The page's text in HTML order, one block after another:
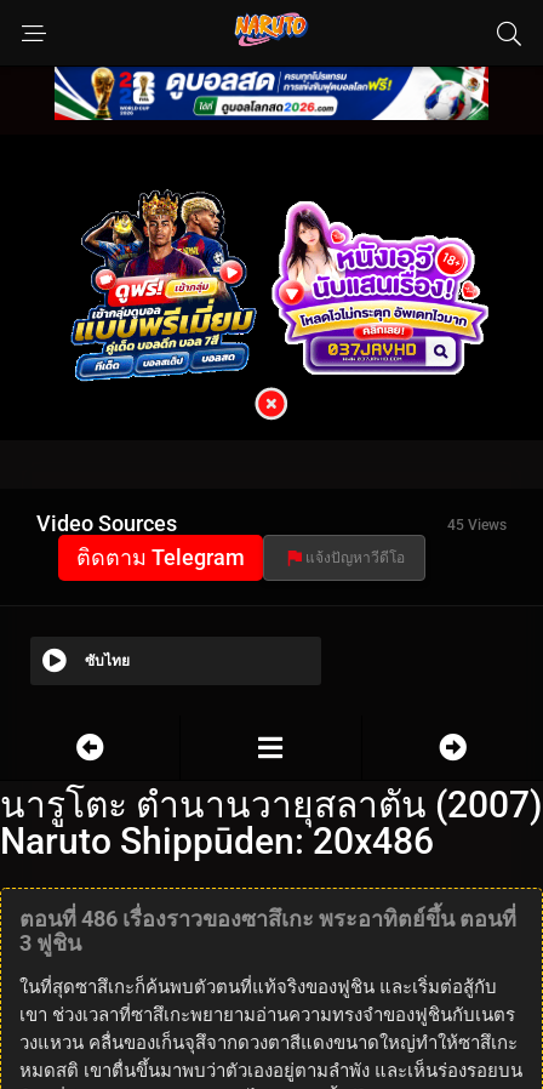
Video Sources 45 Views
ติดตาม Telegram แจ้งปัญหาวีดีโอ
ซับไทย
นารูโตะ ตำนานวายุสลาตัน (2007)
Naruto Shippūden: 20x486
ตอนที่ 486 เรื่องราวของซาสึเกะ พระอาทิตย์ขึ้น ตอนที่
3 ฟูชิน
ในที่สุดซาสึเกะก็ค้นพบตัวตนที่แท้จริงของฟูชิน และเริ่มต่อสู้กับ
เขา ช่วงเวลาที่ซาสึเกะพยายามอ่านความทรงจำของฟูชินกับเนตร
วงแหวน คลื่นของเก็นจุสึจากดวงตาสีแดงขนาดใหญ่ทำให้ซาสึเกะ
หมดสติ เขาตื่นขึ้นมาพบว่าตัวเองอยู่ตามลำพัง และเห็นร่องรอยบน